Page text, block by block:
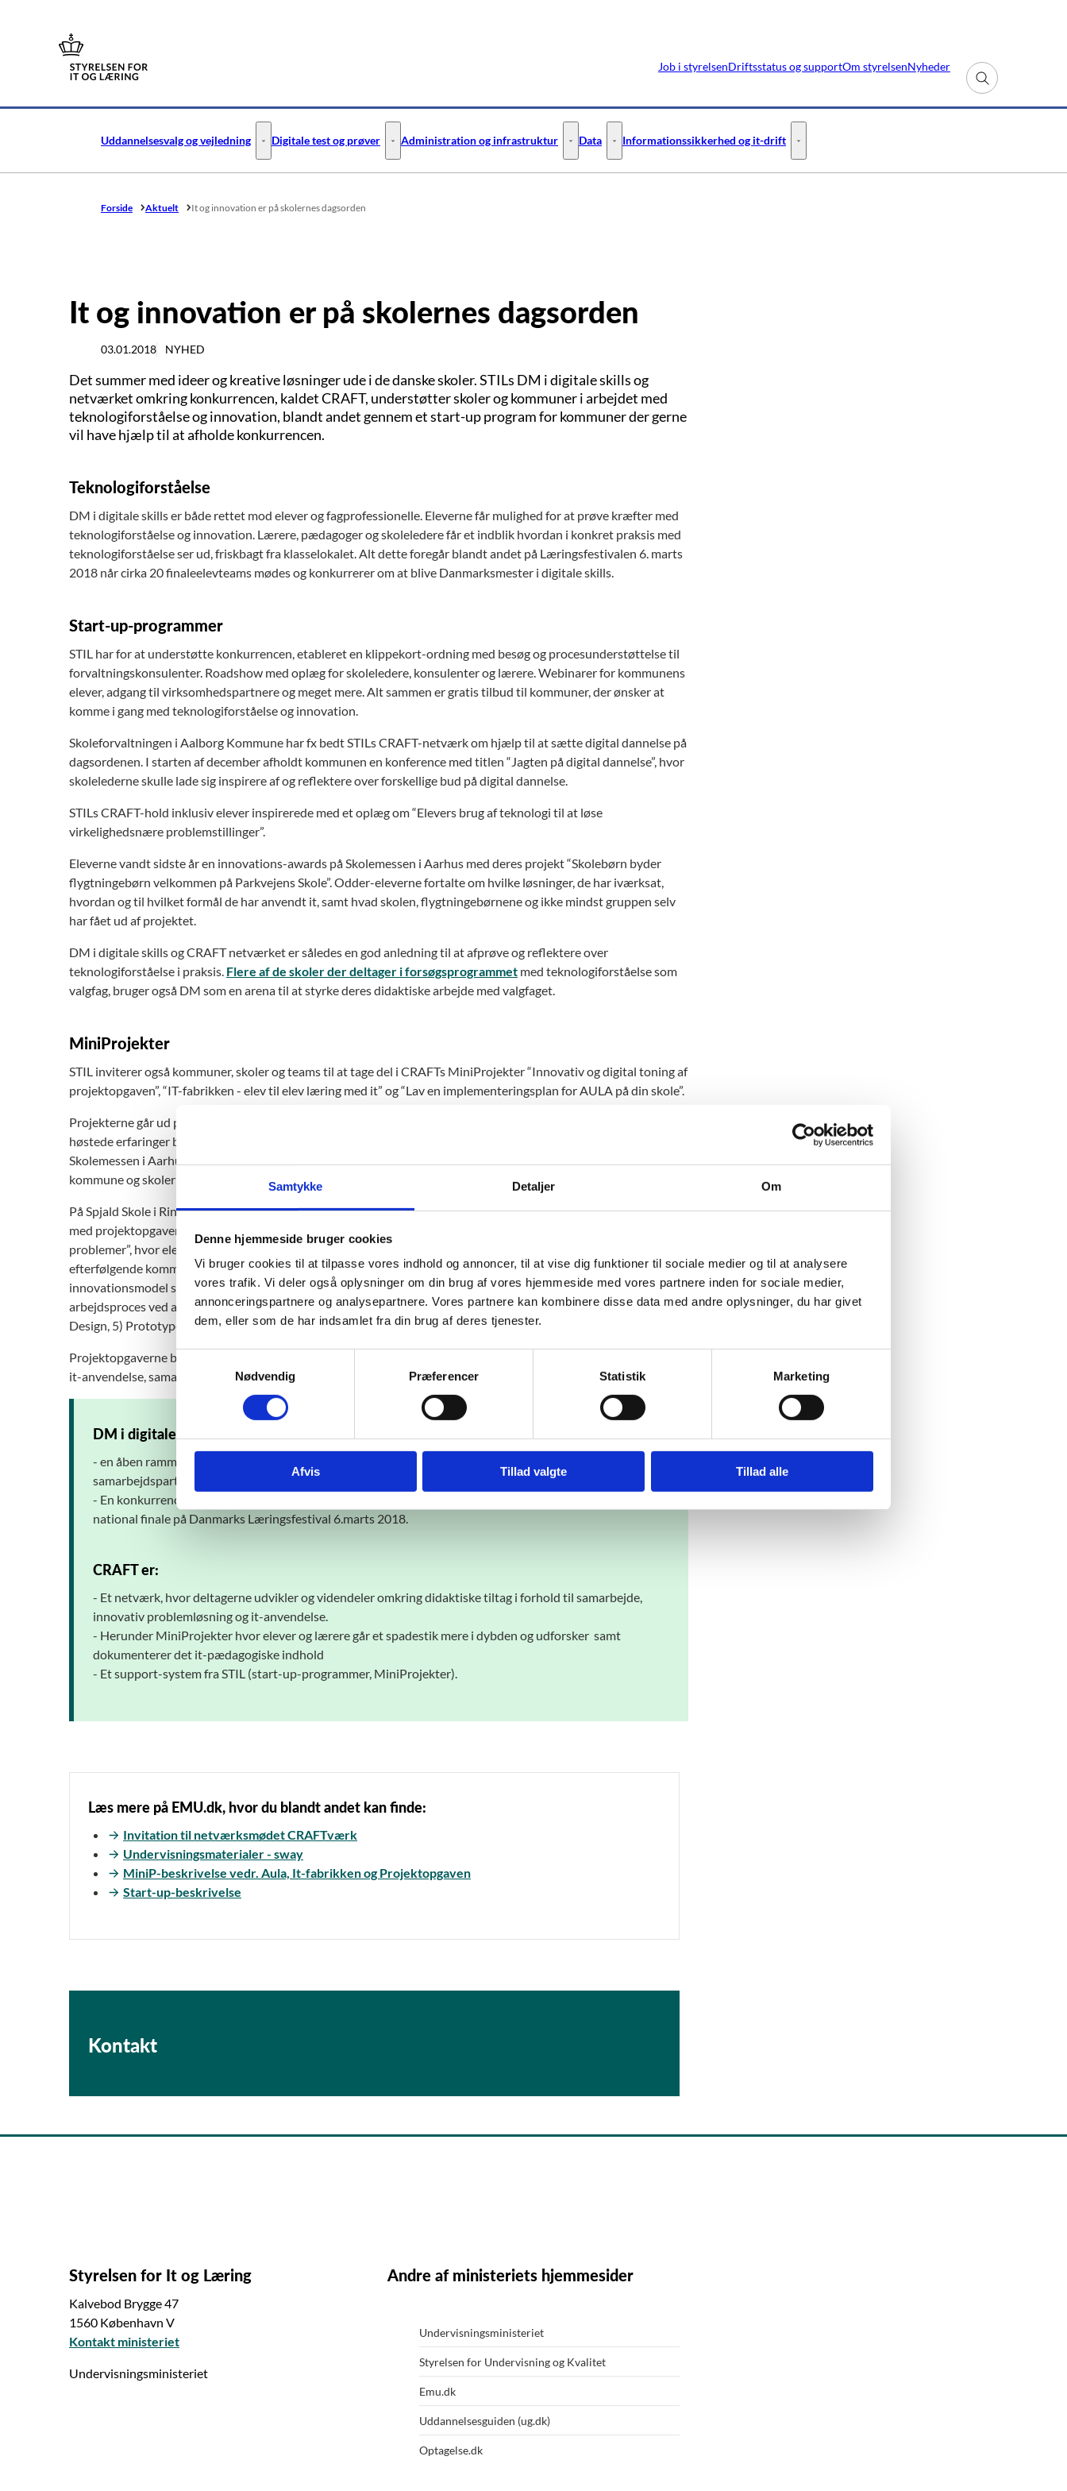
Samtykke Detaljer Om
Denne hjemmeside bruger cookies
Vi bruger cookies til at tilpasse vores indhold og annoncer, til at vise dig funktioner til sociale medier og til at analysere
vores trafik. Vi deler også oplysninger om din brug af vores hjemmeside med vores partnere inden for sociale medier,
annonceringspartnere og analysepartnere. Vores partnere kan kombinere disse data med andre oplysninger, du har givet
dem, eller som de har indsamlet fra din brug af deres tjenester.
S
a
v
Nødvendig Præferencer Statistik Marketing
Afvis Tillad valgte Tillad alle
Job i styrelsenDriftsstatus og supportOm styrelsenNyheder
Fold søgefelt ud
Uddannelsesvalg og vejledning Uddannelsesvalg og vejledning - Flere links
Digitale test og prøver Digitale test og prøver - Flere links
Administration og infrastruktur Administration og infrastruktur - Flere links
Data Data - Flere links
Informationssikkerhed og it-drift Informationssikkerhed og it-drift - Flere links
Forside Aktuelt It og innovation er på skolernes dagsorden
It og innovation er på skolernes dagsorden
03.01.2018 NYHED
Det summer med ideer og kreative løsninger ude i de danske skoler. STILs DM i digitale skills og
netværket omkring konkurrencen, kaldet CRAFT, understøtter skoler og kommuner i arbejdet med
teknologiforståelse og innovation, blandt andet gennem et start-up program for kommuner der gerne
vil have hjælp til at afholde konkurrencen.
Teknologiforståelse
DM i digitale skills er både rettet mod elever og fagprofessionelle. Eleverne får mulighed for at prøve kræfter med
teknologiforståelse og innovation. Lærere, pædagoger og skoleledere får et indblik hvordan i konkret praksis med
teknologiforståelse ser ud, friskbagt fra klasselokalet. Alt dette foregår blandt andet på Læringsfestivalen 6. marts
2018 når cirka 20 finaleelevteams mødes og konkurrerer om at blive Danmarksmester i digitale skills.
Start-up-programmer
STIL har for at understøtte konkurrencen, etableret en klippekort-ordning med besøg og procesunderstøttelse til
forvaltningskonsulenter. Roadshow med oplæg for skoleledere, konsulenter og lærere. Webinarer for kommunens
elever, adgang til virksomhedspartnere og meget mere. Alt sammen er gratis tilbud til kommuner, der ønsker at
komme i gang med teknologiforståelse og innovation.
Skoleforvaltningen i Aalborg Kommune har fx bedt STILs CRAFT-netværk om hjælp til at sætte digital dannelse på
dagsordenen. I starten af december afholdt kommunen en konference med titlen “Jagten på digital dannelse”, hvor
skolelederne skulle lade sig inspirere af og reflektere over forskellige bud på digital dannelse.
STILs CRAFT-hold inklusiv elever inspirerede med et oplæg om “Elevers brug af teknologi til at løse
virkelighedsnære problemstillinger”.
Eleverne vandt sidste år en innovations-awards på Skolemessen i Aarhus med deres projekt “Skolebørn byder
flygtningebørn velkommen på Parkvejens Skole”. Odder-eleverne fortalte om hvilke løsninger, de har iværksat,
hvordan og til hvilket formål de har anvendt it, samt hvad skolen, flygtningebørnene og ikke mindst gruppen selv
har fået ud af projektet.
DM i digitale skills og CRAFT netværket er således en god anledning til at afprøve og reflektere over
teknologiforståelse i praksis. Flere af de skoler der deltager i forsøgsprogrammet med teknologiforståelse som
valgfag, bruger også DM som en arena til at styrke deres didaktiske arbejde med valgfaget.
MiniProjekter
STIL inviterer også kommuner, skoler og teams til at tage del i CRAFTs MiniProjekter “Innovativ og digital toning af
projektopgaven”, “IT-fabrikken - elev til elev læring med it” og “Lav en implementeringsplan for AULA på din skole”.
Projekterne går ud på, at deltagerne udvikler og afprøver forskellige prototyper i egen klasse og på egen skole. De
høstede erfaringer bliver præsenteret på Danmarks Læringsfestival i København den 7. marts 2018 og på
Skolemessen i Aarhus den 18.-19. april 2018. Derudover vil der blive udgivet et illustrativt idékatalog, som kan give
kommune og skoler ideer til, hvordan de selv kan komme i gang med arbejdet.
På Spjald Skole i Ringkøbing-Skjern Kommune er lærer Anne Maria Nørgaard og hendes 9. klasse i øjeblikket i gang
med projektopgaven med en innovativ og digital toning. De arbejder ud fra overemnet “Hverdagens små
problemer”, hvor elever igennem en undersøgende fase skal finde viden om og forstå en lokal problemstilling og
efterfølgende komme med ideer til, hvordan de reelt kan løse det. Anne Maria anvender CRAFTs
innovationsmodel som rammen omkring projektugen. Det vil sige, at eleverne stilladseres igennem den åbne
arbejdsproces ved af skulle igennem følgende seks faser: 1) Real World Problem, 2) Research, 3) Idégenerering, 4)
Design, 5) Prototype, 6) Pitch.
Projektopgaverne bliver vurderet efter CRAFTs vurderingskriterier inden for problemløsning og kommunikation,
it-anvendelse, samarbejde og kompetent kommunikation.
DM i digitale skills er:
- en åben ramme for arbejdet med it og innovation (Hvilke design- og innovationsprocesser, tilgange,
samarbejdspartnere etcetera er op til de enkelte kommuner).
- En konkurrence i “digitale skills” (it, samarbejde og innovation) for elever i kommunerne og med en
national finale på Danmarks Læringsfestival 6.marts 2018.
CRAFT er:
- Et netværk, hvor deltagerne udvikler og videndeler omkring didaktiske tiltag i forhold til samarbejde,
innovativ problemløsning og it-anvendelse.
- Herunder MiniProjekter hvor elever og lærere går et spadestik mere i dybden og udforsker samt
dokumenterer det it-pædagogiske indhold
- Et support-system fra STIL (start-up-programmer, MiniProjekter).
Læs mere på EMU.dk, hvor du blandt andet kan finde:
Invitation til netværksmødet CRAFTværk
Undervisningsmaterialer - sway
MiniP-beskrivelse vedr. Aula, It-fabrikken og Projektopgaven
Start-up-beskrivelse
Kontakt
Styrelsen for It og Læring
Kalvebod Brygge 47
1560 København V
Kontakt ministeriet
Undervisningsministeriet
Andre af ministeriets hjemmesider
Undervisningsministeriet
Styrelsen for Undervisning og Kvalitet
Emu.dk
Uddannelsesguiden (ug.dk)
Optagelse.dk